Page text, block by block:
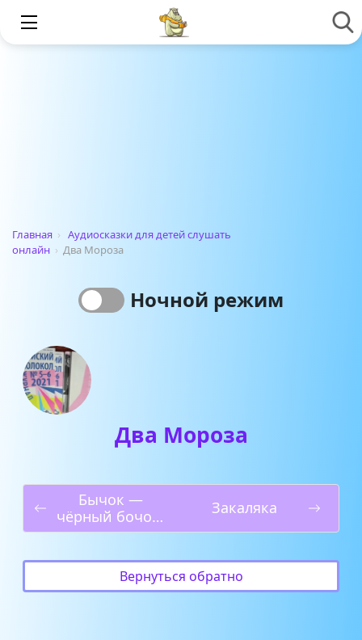
Главная › Аудиосказки для детей слушать
онлайн › Два Мороза
Ночной режим
Два Мороза
Бычок —
чёрный бочок,
белые копытца
Закаляка
Вернуться обратно